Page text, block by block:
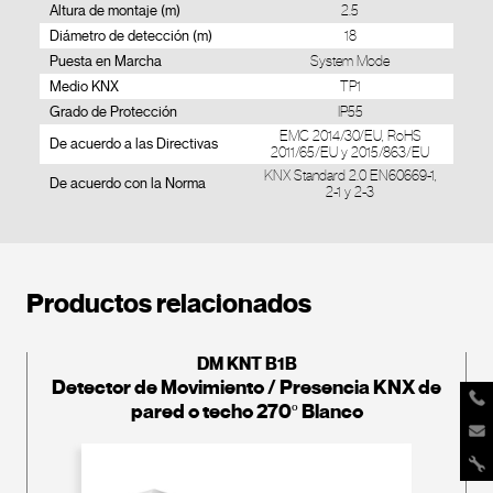
Altura de montaje (m) 2.5
Diámetro de detección (m) 18
Puesta en Marcha System Mode
Medio KNX TP1
Grado de Protección IP55
De acuerdo a las Directivas
EMC 2014/30/EU, RoHS
2011/65/EU y 2015/863/EU
De acuerdo con la Norma
KNX Standard 2.0 EN60669-1,
2-1 y 2-3
Productos relacionados
DM KNT B1B
Detector de Movimiento / Presencia KNX de
pared o techo 270º Blanco